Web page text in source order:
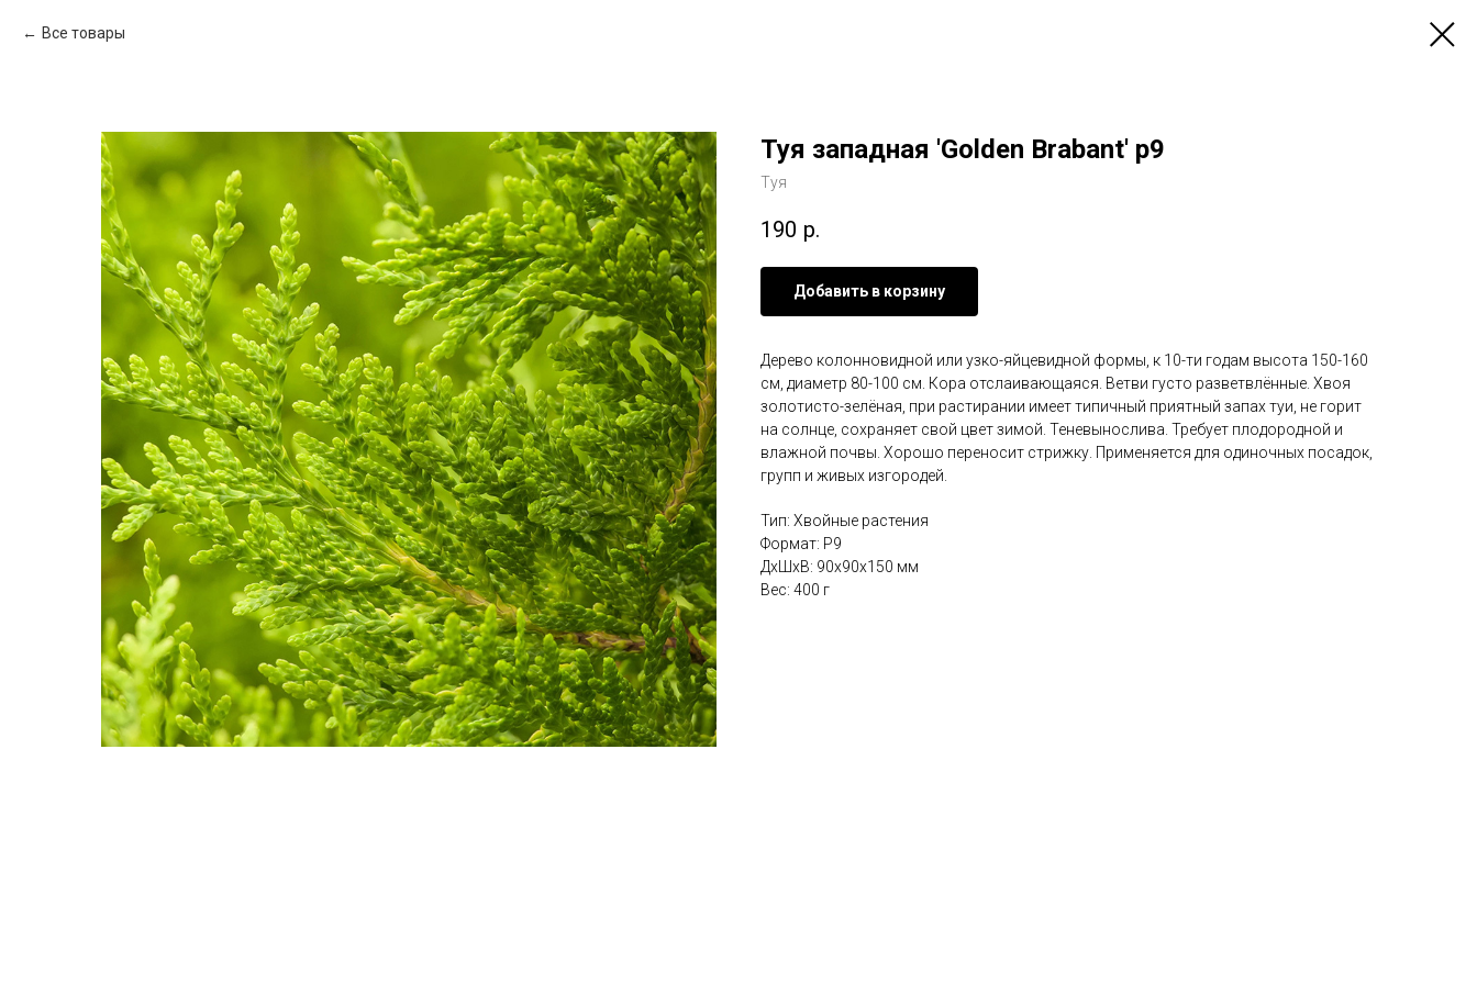
Все товары
Туя западная 'Golden Brabant' p9
Туя
190 р.
Добавить в корзину
Дерево колонновидной или узко-яйцевидной формы, к 10-ти годам высота 150-160
см, диаметр 80-100 см. Кора отслаивающаяся. Ветви густо разветвлённые. Хвоя
золотисто-зелёная, при растирании имеет типичный приятный запах туи, не горит
на солнце, сохраняет свой цвет зимой. Теневынослива. Требует плодородной и
влажной почвы. Хорошо переносит стрижку. Применяется для одиночных посадок,
групп и живых изгородей.
Тип: Хвойные растения
Формат: P9
ДxШxВ: 90x90x150 мм
Вес: 400 г